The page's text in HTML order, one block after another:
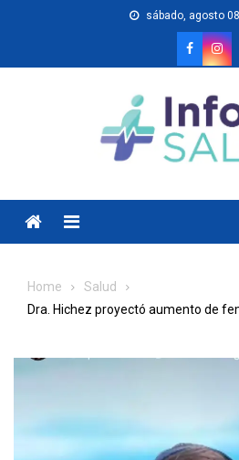
sábado, agosto
Menu
Home
Salud
Dra. Hichez proyectó aumento de